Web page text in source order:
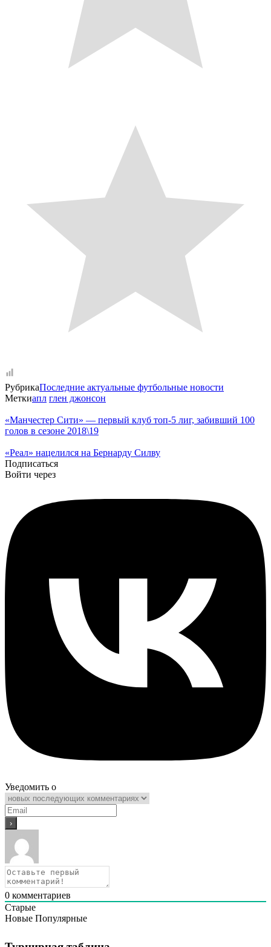
РубрикаПоследние актуальные футбольные новости
Меткиапл глен джонсон
«Манчестер Сити» — первый клуб топ-5 лиг, забивший 100
голов в сезоне 2018\19
«Реал» нацелился на Бернарду Силву
Подписаться
Войти через
Уведомить о
0 комментариев
Старые
Новые Популярные